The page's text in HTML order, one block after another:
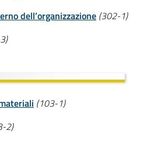
dell’organizzazione (302-1)
(103-1)
2)